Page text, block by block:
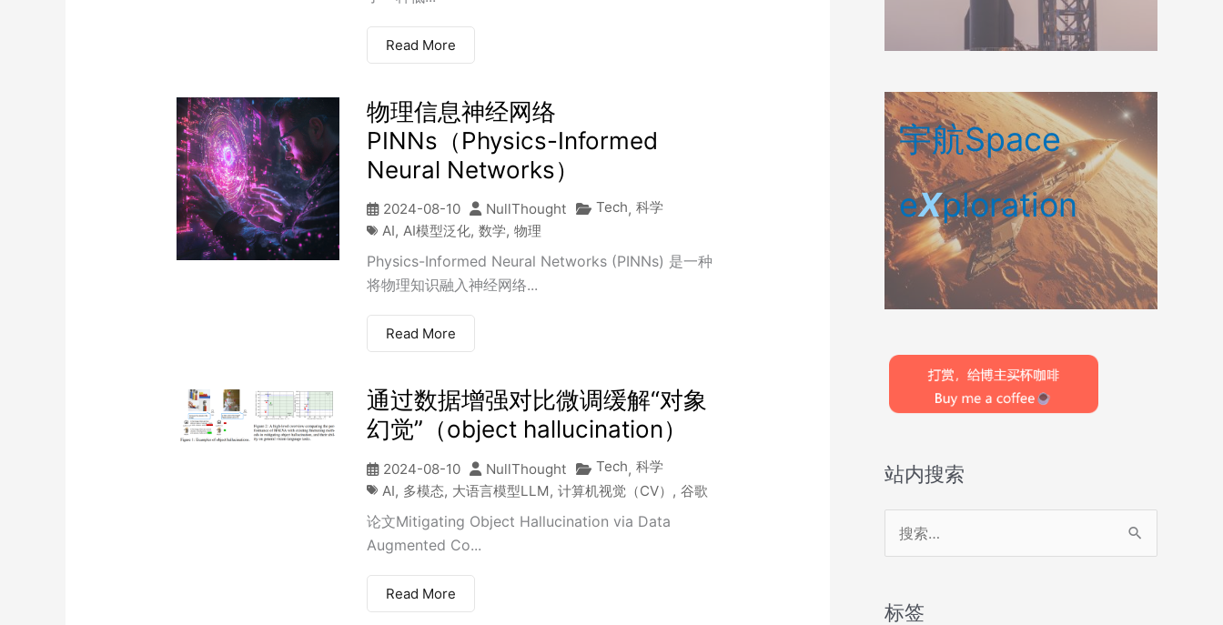
Read More
物理信息神经网络
PINNs（Physics-Informed
Neural Networks）
2024-08-10 NullThought Tech, 科学
AI, AI模型泛化, 数学, 物理
Physics-Informed Neural Networks (PINNs) 是一种
将物理知识融入神经网络...
Read More
通过数据增强对比微调缓解“对象
幻觉”（object hallucination）
2024-08-10 NullThought Tech, 科学
AI, 多模态, 大语言模型LLM, 计算机视觉（CV） , 谷歌
论文Mitigating Object Hallucination via Data
Augmented Co...
Read More
宇航Space
eXploration
站内搜索
索
标签